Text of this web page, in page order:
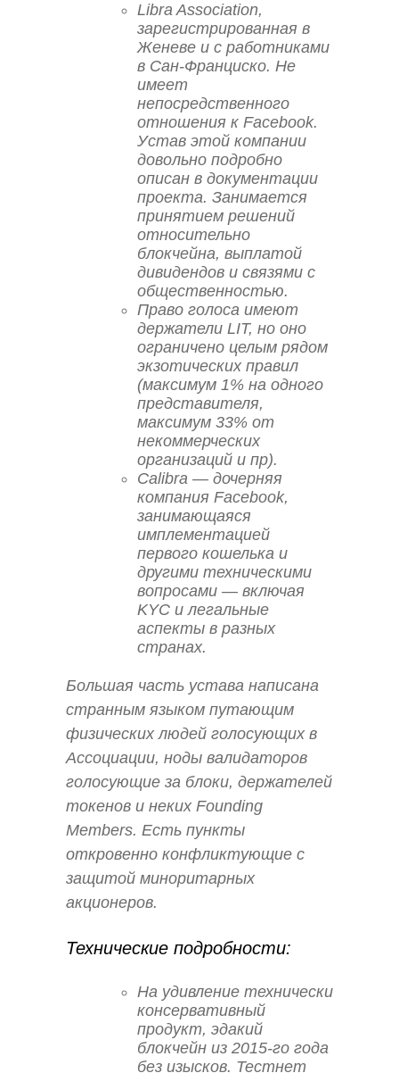
Libra Association,
зарегистрированная в
Женеве и с работниками
в Сан-Франциско. Не
имеет
непосредственного
отношения к Facebook.
Устав этой компании
довольно подробно
описан в документации
проекта. Занимается
принятием решений
относительно
блокчейна, выплатой
дивидендов и связями с
общественностью.
Право голоса имеют
держатели LIT, но оно
ограничено целым рядом
экзотических правил
(максимум 1% на одного
представителя,
максимум 33% от
некоммерческих
организаций и пр).
Calibra — дочерняя
компания Facebook,
занимающаяся
имплементацией
первого кошелька и
другими техническими
вопросами — включая
KYC и легальные
аспекты в разных
странах.
Большая часть устава написана
странным языком путающим
физических людей голосующих в
Ассоциации, ноды валидаторов
голосующие за блоки, держателей
токенов и неких Founding
Members. Есть пункты
откровенно конфликтующие с
защитой миноритарных
акционеров.
Технические подробности:
На удивление технически
консервативный
продукт, эдакий
блокчейн из 2015-го года
без изысков. Тестнет